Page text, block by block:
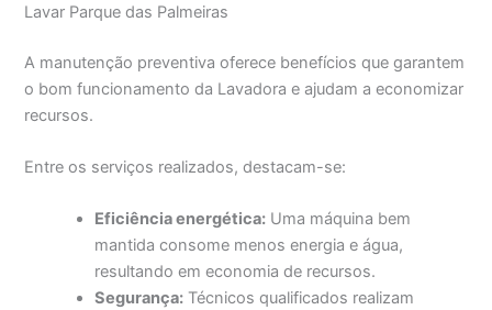
Lavar Parque das Palmeiras
A manutenção preventiva oferece benefícios que garantem
o bom funcionamento da Lavadora e ajudam a economizar
recursos.
Entre os serviços realizados, destacam-se:
Eficiência energética: Uma máquina bem
mantida consome menos energia e água,
resultando em economia de recursos.
Segurança: Técnicos qualificados realizam